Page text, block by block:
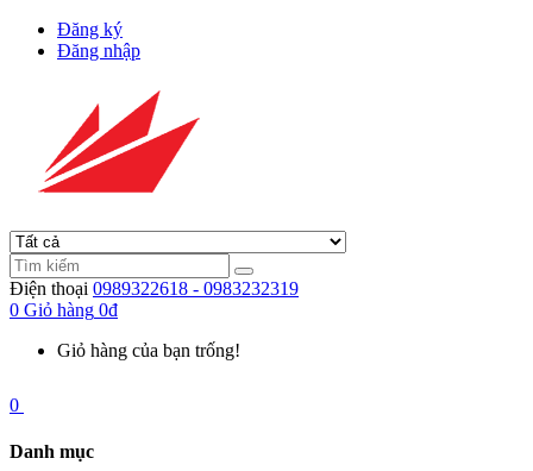
Đăng ký
Đăng nhập
Điện thoại 0989322618 - 0983232319
0 Giỏ hàng 0đ
Giỏ hàng của bạn trống!
0
Danh mục